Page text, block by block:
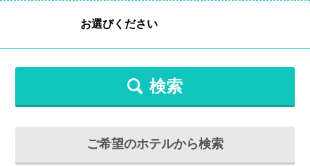
検索
ご希望のホテルから検索